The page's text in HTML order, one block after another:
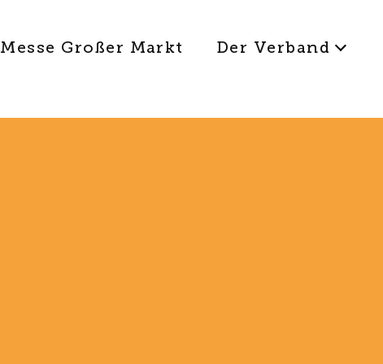
Messe Großer Markt Der Verband